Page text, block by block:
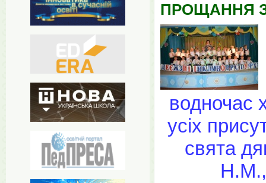
ПРОЩАННЯ
водночас
усіх
свята
Н.М.,